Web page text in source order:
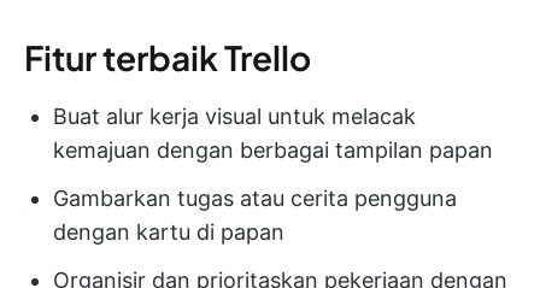
Fitur terbaik Trello
Buat alur kerja visual untuk melacak
kemajuan dengan berbagai tampilan papan
Gambarkan tugas atau cerita pengguna
dengan kartu di papan
Organisir dan prioritaskan pekerjaan dengan